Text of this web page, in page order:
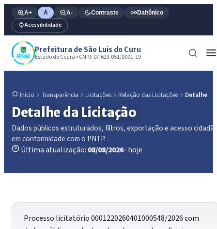
A+ A A- Contraste Daltônico
Acessibilidade
Prefeitura de São Luis do Curu
Estado do Ceará • CNPJ: 07.623.051/0001-19
Início Transparência Licitações Relação das Licitações Detalhe
Detalhe da Licitação
Dados públicos estruturados, filtros, exportação e acesso
em conformidade com o PNTP.
Última atualização: 08/08/2026· hoje
Processo licitatório 0001220260401000548/2026 com